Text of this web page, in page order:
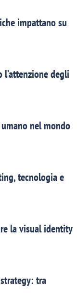
impattano su
degli
nel mondo
tecnologia e
la visual identity
tra